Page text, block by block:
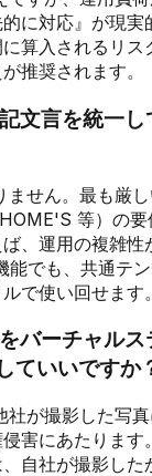
に対応』が現実
算入されるリス
推奨されます。
文言を統一
ません。最も厳
等）の
、運用の複雑性
能でも、共通テ
で使い回せます。
バーチャル
ていいですか
社が撮影した写
害にあたります
自社が撮影した